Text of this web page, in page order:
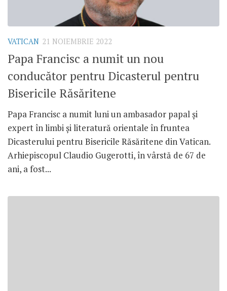
VATICAN 21 NOIEMBRIE 2022
Papa Francisc a numit un nou
conducător pentru Dicasterul pentru
Bisericile Răsăritene
Papa Francisc a numit luni un ambasador papal și
expert în limbi și literatură orientale în fruntea
Dicasterului pentru Bisericile Răsăritene din Vatican.
Arhiepiscopul Claudio Gugerotti, în vârstă de 67 de
ani, a fost...